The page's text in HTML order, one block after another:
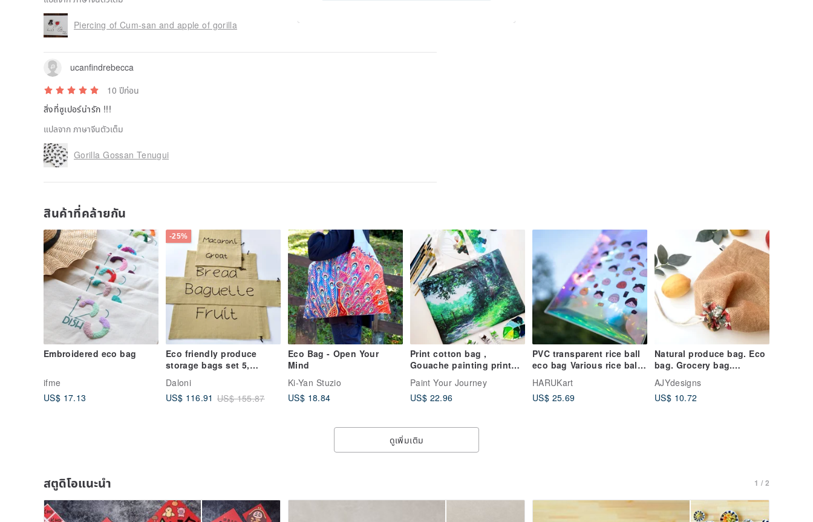
Piercing of Cum-san and apple of gorilla
ucanfindrebecca
10 ปีก่อน
สิ่งที่ซูเปอร์น่ารัก !!!
แปลจาก ภาษาจีนตัวเต็ม
Gorilla Gossan Tenugui
สินค้าที่คล้ายกัน
Embroidered eco bag
ifme
US$ 17.13
-25%
Eco friendly produce
storage bags set 5,
bags, 透氣
Daloni
US$ 116.91 US$ 155.87
Eco Bag - Open Your
Mind
Ki-Yan Stuzio
US$ 18.84
Print cotton bag ,
Gouache painting print
Paint Your Journey
US$ 22.96
PVC transparent rice ball
eco bag Various rice balls
HARUKart
US$ 25.69
Natural produce bag. Eco
bag. Grocery bag.
AJYdesigns
US$ 10.72
ดูเพิ่มเติม
สตูดิโอแนะนำ 1 / 2